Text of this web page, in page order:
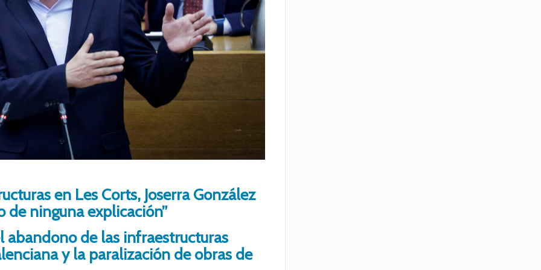
en Les Corts, Joserra González
de ninguna explicación”
abandono de las infraestructuras
y la paralización de obras de